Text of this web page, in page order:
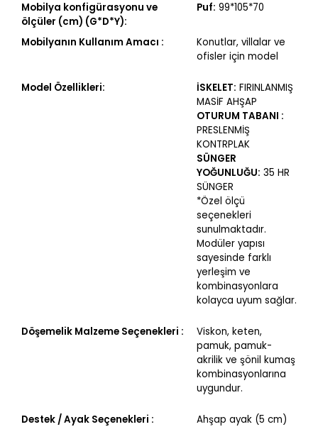
Mobilya konfigürasyonu ve
ölçüler (cm) (G*D*Y):
Puf: 99*105*70
Mobilyanın Kullanım Amacı :
Konutlar, villalar ve
ofisler için model
Model Özellikleri: İSKELET: FIRINLANMIŞ
MASİF AHŞAP
OTURUM TABANI :
PRESLENMİŞ
KONTRPLAK
SÜNGER
YOĞUNLUĞU: 35 HR
SÜNGER
*Özel ölçü
seçenekleri
sunulmaktadır.
Modüler yapısı
sayesinde farklı
yerleşim ve
kombinasyonlara
kolayca uyum sağlar.
Döşemelik Malzeme Seçenekleri :
Viskon, keten,
pamuk, pamuk-
akrilik ve şönil kumaş
kombinasyonlarına
uygundur.
Destek / Ayak Seçenekleri : Ahşap ayak (5 cm)